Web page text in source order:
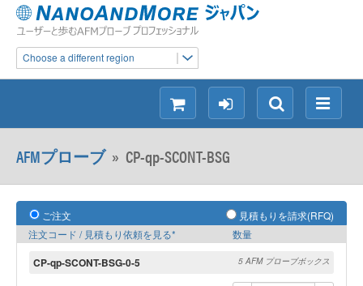
Choose a different region
メ
ニ
検
索
ロ
グ
イ
シ
ョ
ッ
ン
AFMプローブ» CP-qp-SCONT-BSG
ご注文
見積もりを請求(RFQ)
注文コード / 見積もり依頼を見る*
数量
CP-qp-SCONT-BSG-0-5 5 AFM プローブボックス